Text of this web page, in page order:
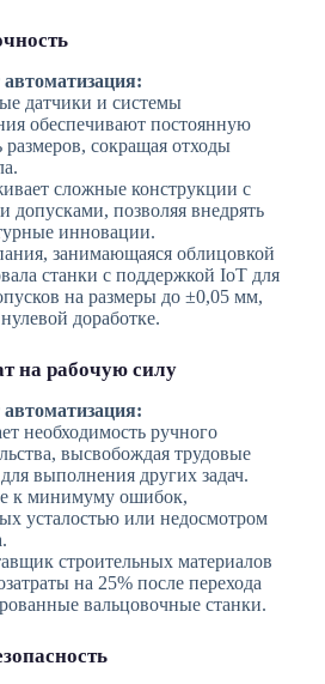
датчики и системы
обеспечивают постоянную
размеров, сокращая отходы
сложные конструкции с
допусками, позволяя внедрять
инновации.
занимающаяся облицовкой
станки с поддержкой IoT для
на размеры до ±0,05 мм,
доработке.
на рабочую силу
необходимость ручного
высвобождая трудовые
выполнения других задач.
к минимуму ошибок,
усталостью или недосмотром
строительных материалов
на 25% после перехода
вальцовочные станки.